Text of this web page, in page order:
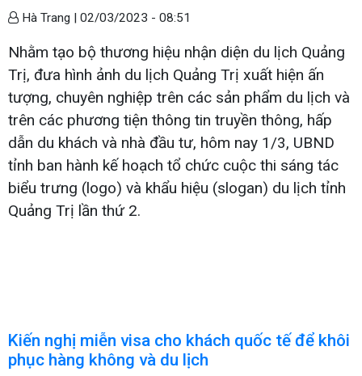
Hà Trang | 02/03/2023 - 08:51
Nhằm tạo bộ thương hiệu nhận diện du lịch Quảng
Trị, đưa hình ảnh du lịch Quảng Trị xuất hiện ấn
tượng, chuyên nghiệp trên các sản phẩm du lịch và
trên các phương tiện thông tin truyền thông, hấp
dẫn du khách và nhà đầu tư, hôm nay 1/3, UBND
tỉnh ban hành kế hoạch tổ chức cuộc thi sáng tác
biểu trưng (logo) và khẩu hiệu (slogan) du lịch tỉnh
Quảng Trị lần thứ 2.
Kiến nghị miễn visa cho khách quốc tế để khôi
phục hàng không và du lịch